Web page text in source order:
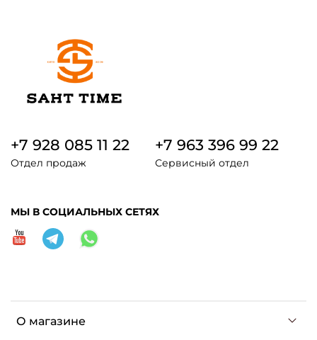
О магазине
+7 928 085 11 22
Отдел продаж
+7 963 396 99 22
Сервисный отдел
МЫ В СОЦИАЛЬНЫХ СЕТЯХ